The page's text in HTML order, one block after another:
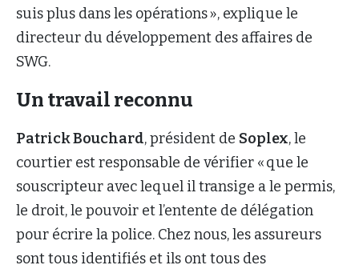
suis plus dans les opérations », explique le
directeur du développement des affaires de
SWG.
Un travail reconnu
Patrick Bouchard, président de Soplex, le
courtier est responsable de vérifier « que le
souscripteur avec lequel il transige a le permis,
le droit, le pouvoir et l’entente de délégation
pour écrire la police. Chez nous, les assureurs
sont tous identifiés et ils ont tous des